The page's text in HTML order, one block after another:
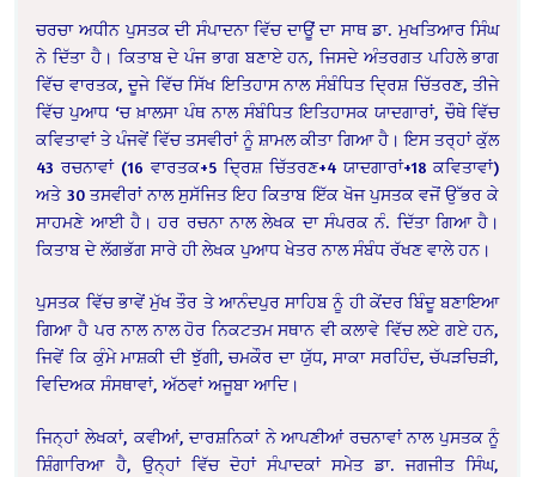
ਚਰਚਾ ਅਧੀਨ ਪੁਸਤਕ ਦੀ ਸੰਪਾਦਨਾ ਵਿੱਚ ਦਾਊਂ ਦਾ ਸਾਥ ਡਾ. ਮੁਖਤਿਆਰ ਸਿੰਘ
ਨੇ ਦਿੱਤਾ ਹੈ। ਕਿਤਾਬ ਦੇ ਪੰਜ ਭਾਗ ਬਣਾਏ ਹਨ, ਜਿਸਦੇ ਅੰਤਰਗਤ ਪਹਿਲੇ ਭਾਗ
ਵਿੱਚ ਵਾਰਤਕ, ਦੂਜੇ ਵਿੱਚ ਸਿੱਖ ਇਤਿਹਾਸ ਨਾਲ ਸੰਬੰਧਿਤ ਦ੍ਰਿਸ਼ ਚਿੱਤਰਣ, ਤੀਜੇ
ਵਿੱਚ ਪੁਆਧ ‘ਚ ਖ਼ਾਲਸਾ ਪੰਥ ਨਾਲ ਸੰਬੰਧਿਤ ਇਤਿਹਾਸਕ ਯਾਦਗਾਰਾਂ, ਚੌਥੇ ਵਿੱਚ
ਕਵਿਤਾਵਾਂ ਤੇ ਪੰਜਵੇਂ ਵਿੱਚ ਤਸਵੀਰਾਂ ਨੂੰ ਸ਼ਾਮਲ ਕੀਤਾ ਗਿਆ ਹੈ। ਇਸ ਤਰ੍ਹਾਂ ਕੁੱਲ
43 ਰਚਨਾਵਾਂ (16 ਵਾਰਤਕ+5 ਦ੍ਰਿਸ਼ ਚਿੱਤਰਣ+4 ਯਾਦਗਾਰਾਂ+18 ਕਵਿਤਾਵਾਂ)
ਅਤੇ 30 ਤਸਵੀਰਾਂ ਨਾਲ ਸੁਸੱਜਿਤ ਇਹ ਕਿਤਾਬ ਇੱਕ ਖੋਜ ਪੁਸਤਕ ਵਜੋਂ ਉੱਭਰ ਕੇ
ਸਾਹਮਣੇ ਆਈ ਹੈ। ਹਰ ਰਚਨਾ ਨਾਲ ਲੇਖਕ ਦਾ ਸੰਪਰਕ ਨੰ. ਦਿੱਤਾ ਗਿਆ ਹੈ।
ਕਿਤਾਬ ਦੇ ਲੱਗਭੱਗ ਸਾਰੇ ਹੀ ਲੇਖਕ ਪੁਆਧ ਖੇਤਰ ਨਾਲ ਸੰਬੰਧ ਰੱਖਣ ਵਾਲੇ ਹਨ।
ਪੁਸਤਕ ਵਿੱਚ ਭਾਵੇਂ ਮੁੱਖ ਤੌਰ ਤੇ ਆਨੰਦਪੁਰ ਸਾਹਿਬ ਨੂੰ ਹੀ ਕੇਂਦਰ ਬਿੰਦੂ ਬਣਾਇਆ
ਗਿਆ ਹੈ ਪਰ ਨਾਲ ਨਾਲ ਹੋਰ ਨਿਕਟਤਮ ਸਥਾਨ ਵੀ ਕਲਾਵੇ ਵਿੱਚ ਲਏ ਗਏ ਹਨ,
ਜਿਵੇਂ ਕਿ ਕੁੰਮੇ ਮਾਸ਼ਕੀ ਦੀ ਝੁੱਗੀ, ਚਮਕੌਰ ਦਾ ਯੁੱਧ, ਸਾਕਾ ਸਰਹਿੰਦ, ਚੱਪੜਚਿੜੀ,
ਵਿਦਿਅਕ ਸੰਸਥਾਵਾਂ, ਅੱਠਵਾਂ ਅਜੂਬਾ ਆਦਿ।
ਜਿਨ੍ਹਾਂ ਲੇਖਕਾਂ, ਕਵੀਆਂ, ਦਾਰਸ਼ਨਿਕਾਂ ਨੇ ਆਪਣੀਆਂ ਰਚਨਾਵਾਂ ਨਾਲ ਪੁਸਤਕ ਨੂੰ
ਸ਼ਿੰਗਾਰਿਆ ਹੈ, ਉਨ੍ਹਾਂ ਵਿੱਚ ਦੋਹਾਂ ਸੰਪਾਦਕਾਂ ਸਮੇਤ ਡਾ. ਜਗਜੀਤ ਸਿੰਘ,